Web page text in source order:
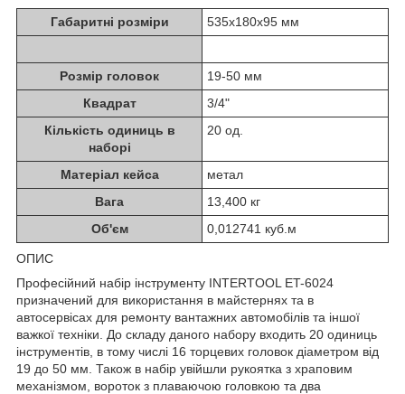
Габаритні розміри 535х180х95 мм
Розмір головок
19-50 мм
Квадрат
3/4"
Кількість одиниць в
наборі
20 од.
Матеріал кейса
метал
Вага
13,400 кг
Об'єм
0,012741 куб.м
ОПИС
Професійний набір інструменту INTERTOOL ET-6024
призначений для використання в майстернях та в
автосервісах для ремонту вантажних автомобілів та іншої
важкої техніки. До складу даного набору входить 20 одиниць
інструментів, в тому числі 16 торцевих головок діаметром від
19 до 50 мм. Також в набір увійшли рукоятка з храповим
механізмом, вороток з плаваючою головкою та два